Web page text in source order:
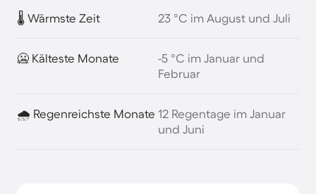
🌡️ Wärmste Zeit 23 °C im August und Juli
🥶 Kälteste Monate
-5 °C im Januar und
Februar
🌧️ Regenreichste Monate 12 Regentage im Januar
und Juni